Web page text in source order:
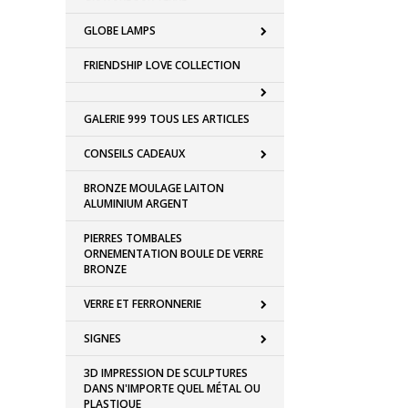
GLOBE LAMPS
FRIENDSHIP LOVE COLLECTION
GALERIE 999 TOUS LES ARTICLES
CONSEILS CADEAUX
BRONZE MOULAGE LAITON
ALUMINIUM ARGENT
PIERRES TOMBALES
ORNEMENTATION BOULE DE VERRE
BRONZE
VERRE ET FERRONNERIE
SIGNES
3D IMPRESSION DE SCULPTURES
DANS N'IMPORTE QUEL MÉTAL OU
PLASTIQUE